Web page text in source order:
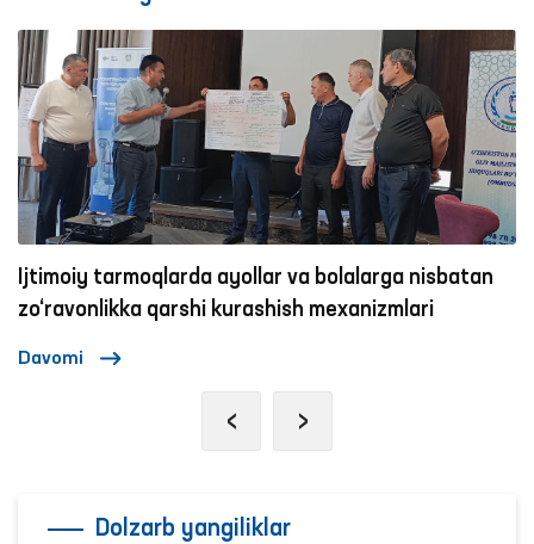
Ijtimoiy tarmoqlarda ayollar va bolalarga nisbatan
zo‘ravonlikka qarshi kurashish mexanizmlari
Davomi
‹ ›
Dolzarb yangiliklar